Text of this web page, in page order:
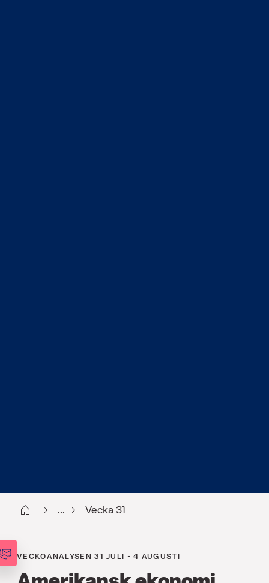
Start ... Vecka 31
VECKOANALYSEN 31 JULI - 4 AUGUSTI